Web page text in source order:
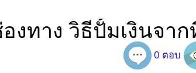
งทาง วิธีปั้มเงินจา
0 ตอบ